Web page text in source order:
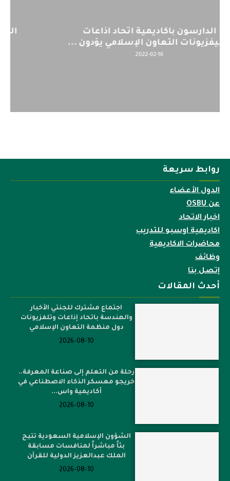
لمنظمي قمة اسيا...
2022-04-12
الدول الأعضاء
عن OSBU
اكاديمية اوسبو للتدريب
محاضرات الاكاديمية
إتصل بنا
أحدث المقالات
والهندسة باتحاد إذاعات وتلفزيونات
دول منظمة التعاون الإسلامي
خريجو معسكر الذكاء الاصطناعي في
أكاديمية واس...
بثاً مباشراً لمنافسات مسابقة
الملك عبدالعزيز الدولية للقرآن